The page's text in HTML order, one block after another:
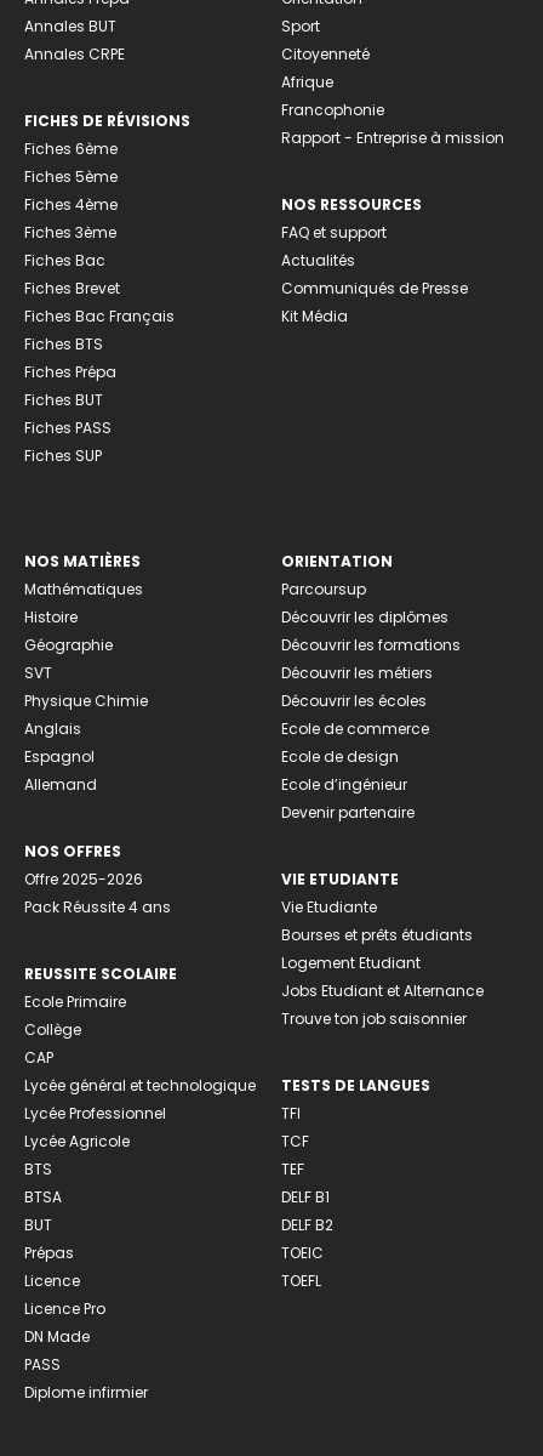
Annales BUT
Annales CRPE
FICHES DE RÉVISIONS
Fiches 6ème
Fiches 5ème
Fiches 4ème
Fiches 3ème
Fiches Bac
Fiches Brevet
Fiches Bac Français
Fiches BTS
Fiches Prépa
Fiches BUT
Fiches PASS
Fiches SUP
Sport
Citoyenneté
Afrique
Francophonie
Rapport - Entreprise à mission
NOS RESSOURCES
FAQ et support
Actualités
Communiqués de Presse
Kit Média
NOS MATIÈRES
Mathématiques
Histoire
Géographie
SVT
Physique Chimie
Anglais
Espagnol
Allemand
NOS OFFRES
Offre 2025-2026
Pack Réussite 4 ans
REUSSITE SCOLAIRE
Ecole Primaire
Collège
CAP
Lycée général et technologique
Lycée Professionnel
Lycée Agricole
BTS
BTSA
BUT
Prépas
Licence
Licence Pro
DN Made
PASS
Diplome infirmier
ORIENTATION
Parcoursup
Découvrir les diplômes
Découvrir les formations
Découvrir les métiers
Découvrir les écoles
Ecole de commerce
Ecole de design
Ecole d’ingénieur
Devenir partenaire
VIE ETUDIANTE
Vie Etudiante
Bourses et prêts étudiants
Logement Etudiant
Jobs Etudiant et Alternance
Trouve ton job saisonnier
TESTS DE LANGUES
TFI
TCF
TEF
DELF B1
DELF B2
TOEIC
TOEFL